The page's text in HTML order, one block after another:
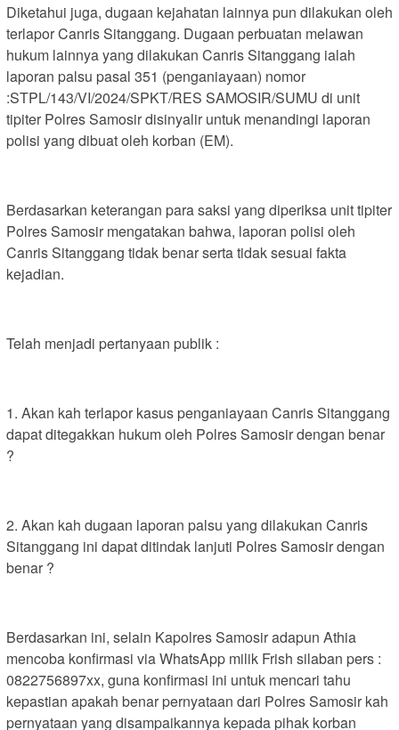
Diketahui juga, dugaan kejahatan lainnya pun dilakukan oleh
terlapor Canris Sitanggang. Dugaan perbuatan melawan
hukum lainnya yang dilakukan Canris Sitanggang ialah
laporan palsu pasal 351 (penganiayaan) nomor
:STPL/143/VI/2024/SPKT/RES SAMOSIR/SUMU di unit
tipiter Polres Samosir disinyalir untuk menandingi laporan
polisi yang dibuat oleh korban (EM).
Berdasarkan keterangan para saksi yang diperiksa unit tipiter
Polres Samosir mengatakan bahwa, laporan polisi oleh
Canris Sitanggang tidak benar serta tidak sesuai fakta
kejadian.
Telah menjadi pertanyaan publik :
1. Akan kah terlapor kasus penganiayaan Canris Sitanggang
dapat ditegakkan hukum oleh Polres Samosir dengan benar
?
2. Akan kah dugaan laporan palsu yang dilakukan Canris
Sitanggang ini dapat ditindak lanjuti Polres Samosir dengan
benar ?
Berdasarkan ini, selain Kapolres Samosir adapun Athia
mencoba konfirmasi via WhatsApp milik Frish silaban pers :
0822756897xx, guna konfirmasi ini untuk mencari tahu
kepastian apakah benar pernyataan dari Polres Samosir kah
pernyataan yang disampaikannya kepada pihak korban